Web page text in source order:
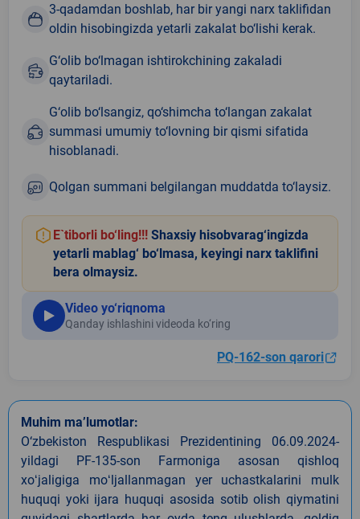
3-qadamdan boshlab, har bir yangi narx taklifidan
oldin hisobingizda yetarli zakalat bo‘lishi kerak.
G‘olib bo‘lmagan ishtirokchining zakaladi
qaytariladi.
G‘olib bo‘lsangiz, qo‘shimcha to‘langan zakalat
summasi umumiy to‘lovning bir qismi sifatida
hisoblanadi.
Qolgan summani belgilangan muddatda to‘laysiz.
E`tiborli bo‘ling!!! Shaxsiy hisobvarag‘ingizda
yetarli mablag‘ bo‘lmasa, keyingi narx taklifini
bera olmaysiz.
Video yo‘riqnoma
Qanday ishlashini videoda ko‘ring
PQ-162-son qarori
Muhim ma’lumotlar:
O‘zbekiston Respublikasi Prezidentining 06.09.2024-
yildagi PF-135-son Farmoniga asosan qishloq
xoʻjaligiga moʻljallanmagan yer uchastkalarini mulk
huquqi yoki ijara huquqi asosida sotib olish qiymatini